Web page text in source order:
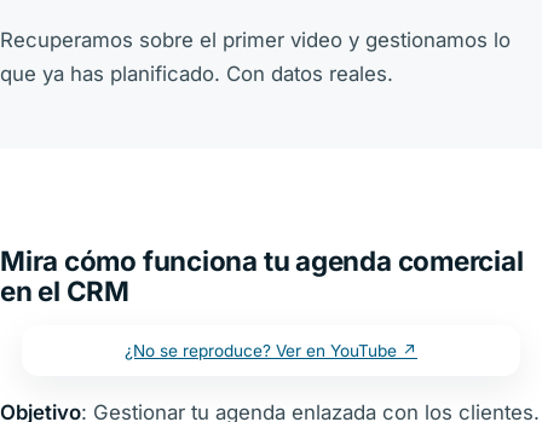
Recuperamos sobre el primer video y gestionamos lo
que ya has planificado. Con datos reales.
Mira cómo funciona tu agenda comercial
en el CRM
¿No se reproduce? Ver en YouTube ↗
Objetivo: Gestionar tu agenda enlazada con los clientes.